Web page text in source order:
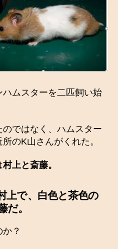
ムスターを二匹飼い始
ではなく、ハムスター
のK山さんがくれた。
村上と斎藤。
上で、白色と茶色の
だ。
？